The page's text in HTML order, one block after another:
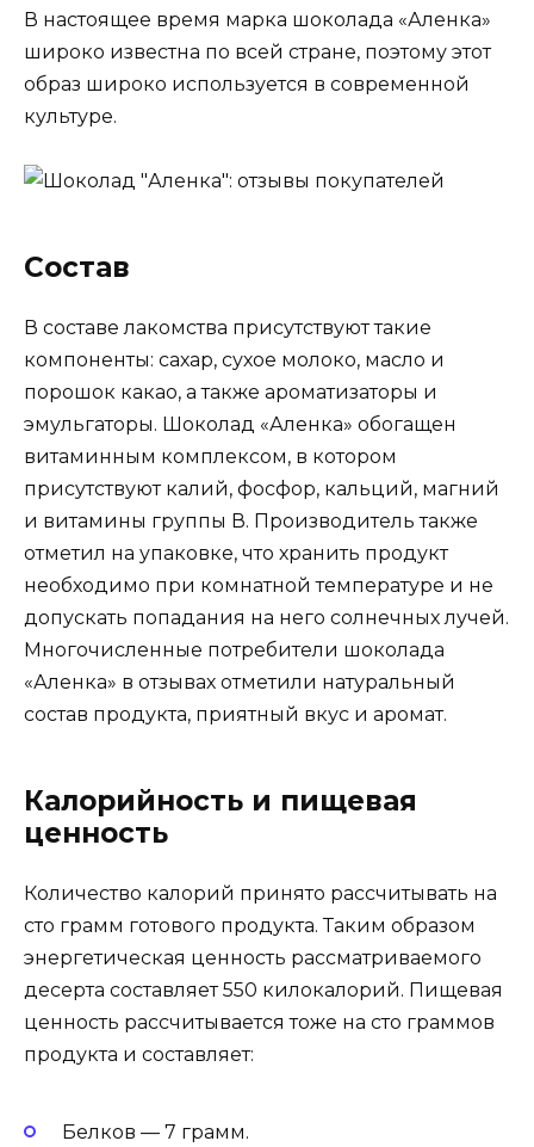
В настоящее время марка шоколада «Аленка»
широко известна по всей стране, поэтому этот
образ широко используется в современной
культуре.
Состав
В составе лакомства присутствуют такие
компоненты: сахар, сухое молоко, масло и
порошок какао, а также ароматизаторы и
эмульгаторы. Шоколад «Аленка» обогащен
витаминным комплексом, в котором
присутствуют калий, фосфор, кальций, магний
и витамины группы В. Производитель также
отметил на упаковке, что хранить продукт
необходимо при комнатной температуре и не
допускать попадания на него солнечных лучей.
Многочисленные потребители шоколада
«Аленка» в отзывах отметили натуральный
состав продукта, приятный вкус и аромат.
Калорийность и пищевая
ценность
Количество калорий принято рассчитывать на
сто грамм готового продукта. Таким образом
энергетическая ценность рассматриваемого
десерта составляет 550 килокалорий. Пищевая
ценность рассчитывается тоже на сто граммов
продукта и составляет:
Белков — 7 грамм.